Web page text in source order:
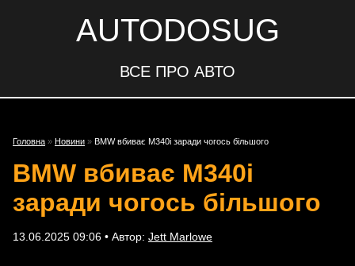
AUTODOSUG
ВСЕ ПРО АВТО
Головна » Новини » BMW вбиває M340i заради чогось більшого
BMW вбиває M340i
заради чогось більшого
13.06.2025 09:06 • Автор: Jett Marlowe